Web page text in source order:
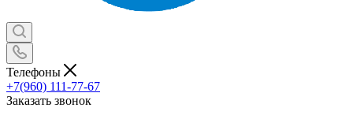
Телефоны
+7(960) 111-77-67
Заказать звонок